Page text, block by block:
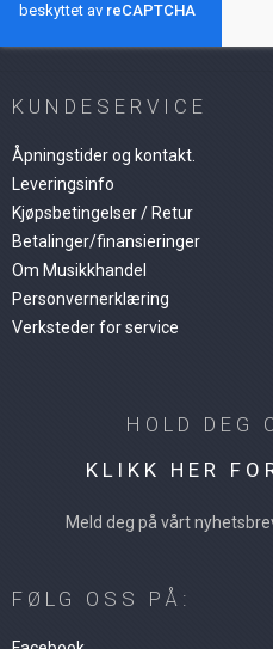
KUNDESERVICE
Åpningstider og kontakt.
Leveringsinfo
Kjøpsbetingelser / Retur
Betalinger/finansieringer
Om Musikkhandel
Personvernerklæring
Verksteder for service
HOLD DEG
KLIKK HER
Meld deg på vårt
FØLG OSS PÅ: